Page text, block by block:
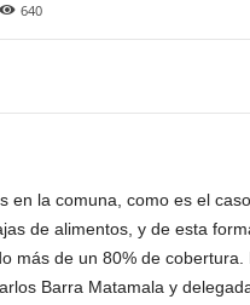
640
en la comuna, como es el
de alimentos, y de esta
más de un 80% de cobertura.
Barra Matamala y